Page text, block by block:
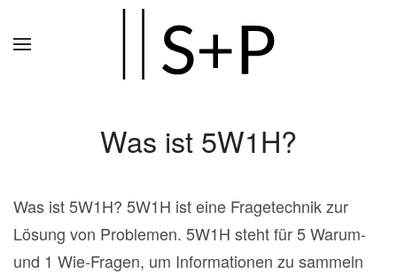
Was ist 5W1H?
Was ist 5W1H? 5W1H ist eine Fragetechnik zur
Lösung von Problemen. 5W1H steht für 5 Warum-
und 1 Wie-Fragen, um Informationen zu sammeln